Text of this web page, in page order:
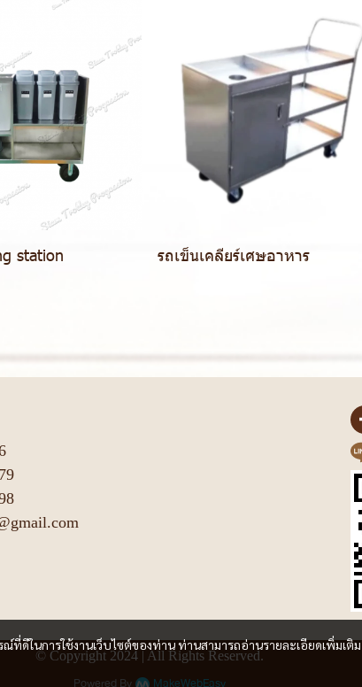
station รถเข็นเคลียร์เศษอาหาร
ดีในการใช้งานเว็บไซต์ของท่าน ท่านสามารถอ่านรายละเอียดเพิ่มเติม
© Copyright 2024 | All Rights Reserved.